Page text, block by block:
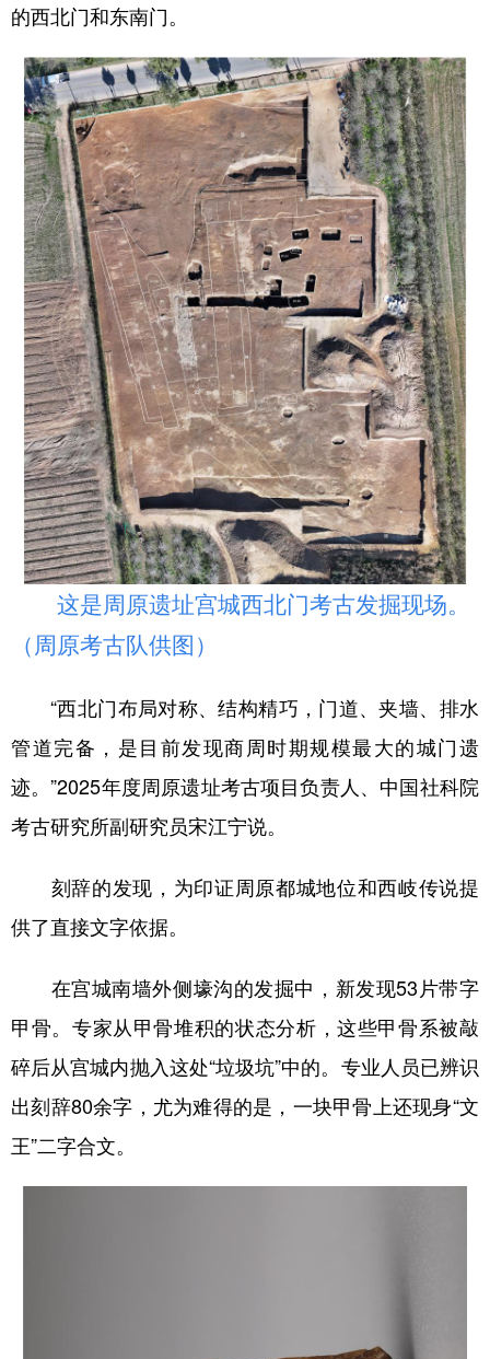
的西北门和东南门。
这是周原遗址宫城西北门考古发掘现场。
（周原考古队供图）
“西北门布局对称、结构精巧，门道、夹墙、排水
管道完备，是目前发现商周时期规模最大的城门遗
迹。”2025年度周原遗址考古项目负责人、中国社科院
考古研究所副研究员宋江宁说。
刻辞的发现，为印证周原都城地位和西岐传说提
供了直接文字依据。
在宫城南墙外侧壕沟的发掘中，新发现53片带字
甲骨。专家从甲骨堆积的状态分析，这些甲骨系被敲
碎后从宫城内抛入这处“垃圾坑”中的。专业人员已辨识
出刻辞80余字，尤为难得的是，一块甲骨上还现身“文
王”二字合文。